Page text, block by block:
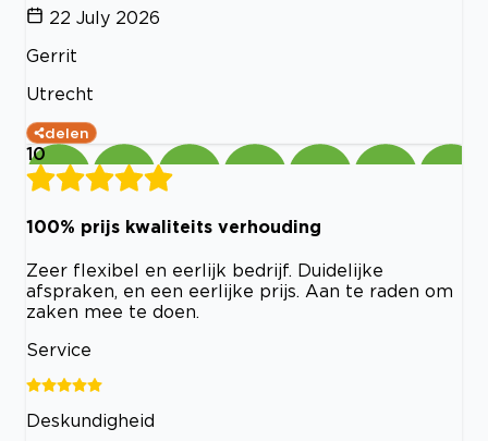
22 July 2026
Gerrit
Utrecht
delen
10
100% prijs kwaliteits verhouding
Zeer flexibel en eerlijk bedrijf. Duidelijke
afspraken, en een eerlijke prijs. Aan te raden om
zaken mee te doen.
Service
Deskundigheid